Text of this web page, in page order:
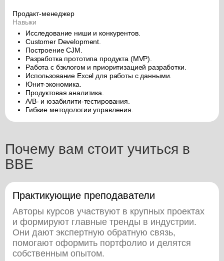
Продакт-менеджер
Навыки
Исследование ниши и конкурентов.
Customer Development.
Построение CJM.
Разработка прототипа продукта (MVP).
Работа с бэклогом и приоритизацией разработки.
Использование Excel для работы с данными.
Юнит-экономика.
Продуктовая аналитика.
A/B- и юзабилити-тестирования.
Гибкие методологии управления.
Почему вам стоит учиться в
BBE
Практикующие преподаватели
Авторы курсов участвуют в крупных проектах
и формируют главные тренды в индустрии.
Они дают экспертную обратную связь,
помогают оформить портфолио и делятся
собственным опытом.